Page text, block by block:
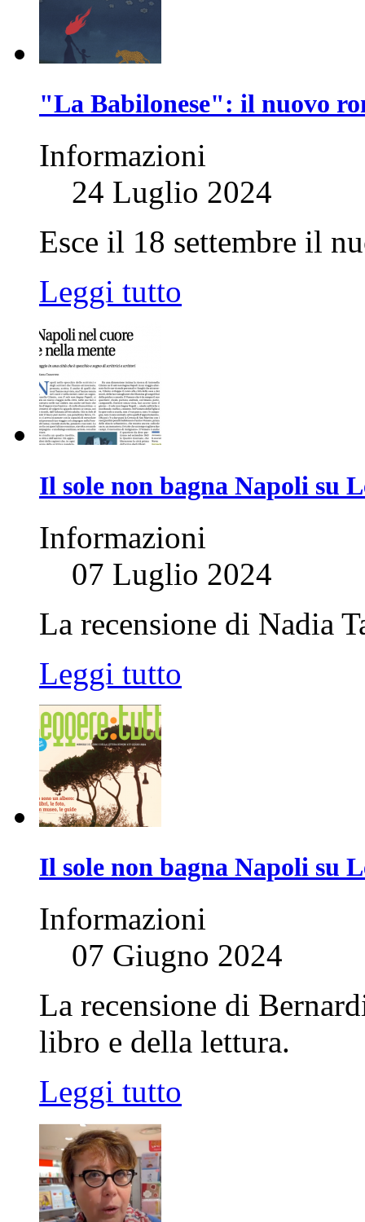
"La Babilonese": il nuovo
Informazioni
24 Luglio 2024
Esce il 18 settembre il
Leggi tutto
Il sole non bagna Napoli su
Informazioni
07 Luglio 2024
La recensione di Nadia
Leggi tutto
Il sole non bagna Napoli su
Informazioni
07 Giugno 2024
La recensione di
libro e della lettura.
Leggi tutto